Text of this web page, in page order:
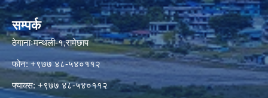
सम्पर्क
ठेगानाःमन्थली-१,रामेछाप
फोन: +९७७ ४८-५४०११२
फ्याक्स: +९७७ ४८-५४०११२